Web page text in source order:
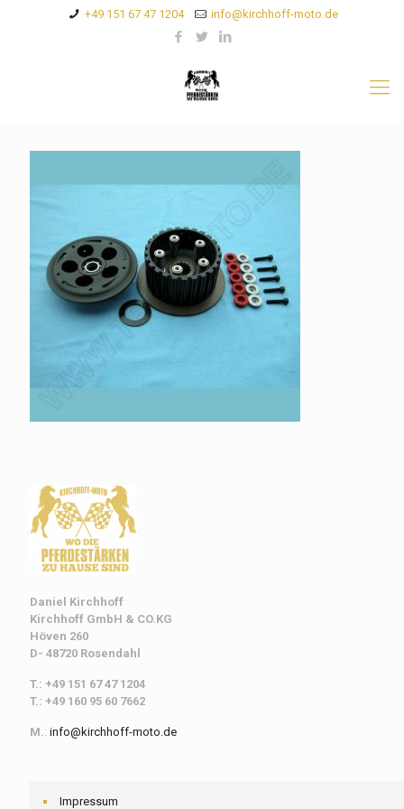
+49 151 67 47 1204 info@kirchhoff-moto.de
Daniel Kirchhoff
Kirchhoff GmbH & CO.KG
Höven 260
D- 48720 Rosendahl
T.: +49 151 67 47 1204
T.: +49 160 95 60 7662
M.: info@kirchhoff-moto.de
Impressum